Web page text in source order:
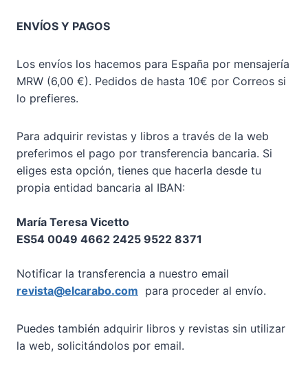
ENVÍOS Y PAGOS
Los envíos los hacemos para España por mensajería
MRW (6,00 €). Pedidos de hasta 10€ por Correos si
lo prefieres.
Para adquirir revistas y libros a través de la web
preferimos el pago por transferencia bancaria. Si
eliges esta opción, tienes que hacerla desde tu
propia entidad bancaria al IBAN:
María Teresa Vicetto
ES54 0049 4662 2425 9522 8371
Notificar la transferencia a nuestro email
revista@elcarabo.com para proceder al envío.
Puedes también adquirir libros y revistas sin utilizar
la web, solicitándolos por email.